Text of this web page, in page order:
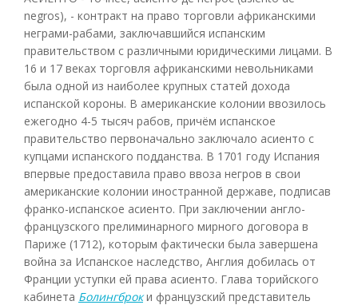
negros), - контракт на право торговли африканскими
неграми-рабами, заключавшийся испанским
правительством с различными юридическими лицами. В
16 и 17 веках торговля африканскими невольниками
была одной из наиболее крупных статей дохода
испанской короны. В американские колонии ввозилось
ежегодно 4-5 тысяч рабов, причём испанское
правительство первоначально заключало асиенто с
купцами испанского подданства. В 1701 году Испания
впервые предоставила право ввоза негров в свои
американские колонии иностранной державе, подписав
франко-испанское асиенто. При заключении англо-
французского прелиминарного мирного договора в
Париже (1712), которым фактически была завершена
война за Испанское наследство, Англия добилась от
Франции уступки ей права асиенто. Глава торийского
кабинета Болингброки французский представитель